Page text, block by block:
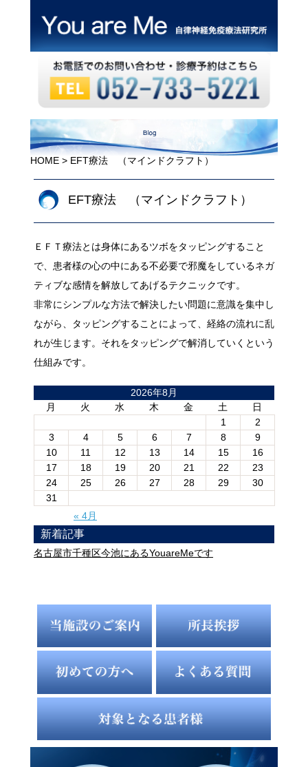
HOME > EFT療法 （マインドクラフト）
EFT療法 （マインドクラフト）
ＥＦＴ療法とは身体にあるツボをタッピングすること
で、患者様の心の中にある不必要で邪魔をしているネガ
ティブな感情を解放してあげるテクニックです。
非常にシンプルな方法で解決したい問題に意識を集中し
ながら、タッピングすることによって、経絡の流れに乱
れが生じます。それをタッピングで解消していくという
仕組みです。
2026年8月
月
火 水 木 金 土 日
« 4月
1
2
3
4 5 6 7 8
9
10
11 12 13 14 15
16
17
18 19 20 21 22
23
24
25 26 27 28 29
30
31
新着記事
名古屋市千種区今池にあるYouareMeです